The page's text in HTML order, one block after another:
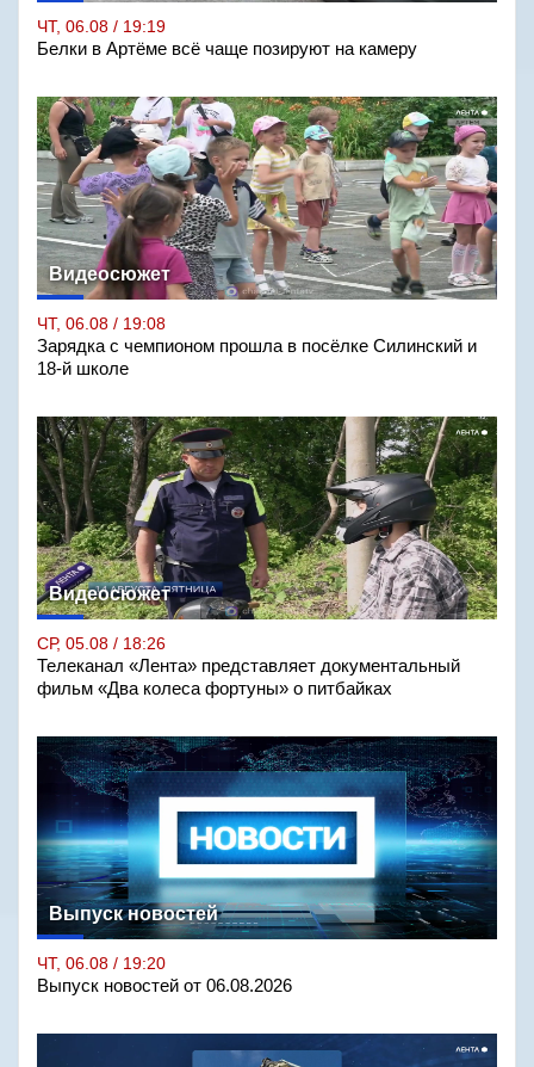
ЧТ, 06.08 / 19:19
Белки в Артёме всё чаще позируют на камеру
Видеосюжет
ЧТ, 06.08 / 19:08
Зарядка с чемпионом прошла в посёлке Силинский и
18-й школе
Видеосюжет
СР, 05.08 / 18:26
Телеканал «Лента» представляет документальный
фильм «Два колеса фортуны» о питбайках
Выпуск новостей
ЧТ, 06.08 / 19:20
Выпуск новостей от 06.08.2026